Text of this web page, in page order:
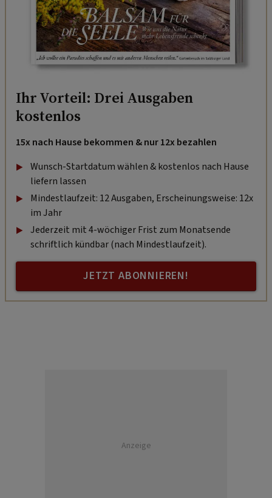
Ihr Vorteil: Drei Ausgaben
kostenlos
15x nach Hause bekommen & nur 12x bezahlen
Wunsch-Startdatum wählen & kostenlos nach Hause
liefern lassen
Mindestlaufzeit: 12 Ausgaben, Erscheinungsweise: 12x
im Jahr
Jederzeit mit 4-wöchiger Frist zum Monatsende
schriftlich kündbar (nach Mindestlaufzeit).
JETZT ABONNIEREN!
Anzeige